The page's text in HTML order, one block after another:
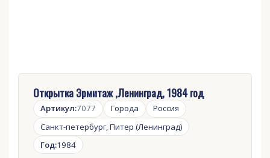
Открытка Эрмитаж ,Ленинград, 1984 год
Артикул:7077 Города
Россия
Санкт-петербург, Питер (Ленинград)
Год:1984